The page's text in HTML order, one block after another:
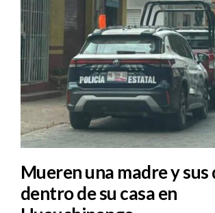
Mueren una madre y sus
dentro de su casa en